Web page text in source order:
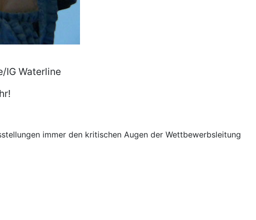
IG Waterline
immer den kritischen Augen der Wettbewerbsleitung